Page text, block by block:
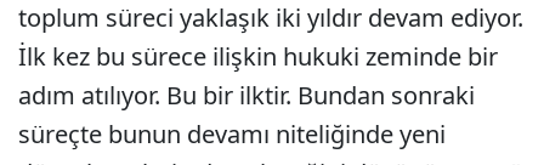
toplum süreci yaklaşık iki yıldır devam ediyor.
İlk kez bu sürece ilişkin hukuki zeminde bir
adım atılıyor. Bu bir ilktir. Bundan sonraki
süreçte bunun devamı niteliğinde yeni